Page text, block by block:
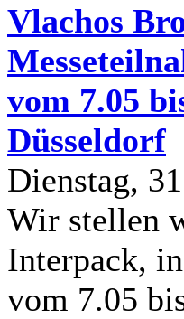
Vlachos
vom 7.05
Düsseldorf
Dienstag,
Wir stellen
Interpack,
vom 7.05